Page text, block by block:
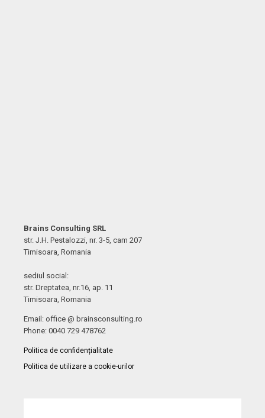
Brains Consulting SRL
str. J.H. Pestalozzi, nr. 3-5, cam 207
Timisoara, Romania
sediul social:
str. Dreptatea, nr.16, ap. 11
Timisoara, Romania
Email: office @ brainsconsulting.ro
Phone: 0040 729 478762
Politica de confidențialitate
Politica de utilizare a cookie-urilor